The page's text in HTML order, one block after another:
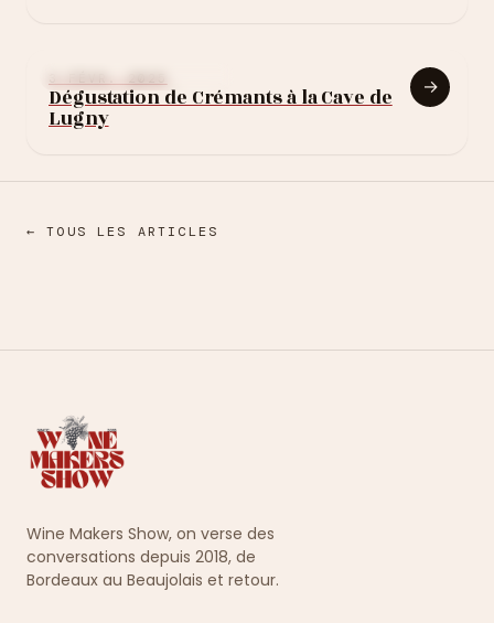
3 FÉVR. 2025
Dégustation de Crémants à la Cave de
Lugny
→
← TOUS LES ARTICLES
Wine Makers Show, on verse des
conversations depuis 2018, de
Bordeaux au Beaujolais et retour.